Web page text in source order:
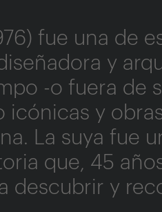
fue una de
y
-o fuera de
icónicas y
La suya fue
que, 45
descubrir y